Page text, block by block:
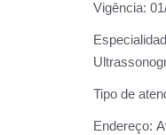
Vigência:
Tipo de
Endereço: